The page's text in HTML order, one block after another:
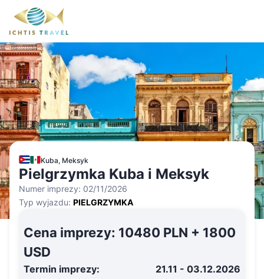
Kuba, Meksyk
Pielgrzymka Kuba i Meksyk
Numer imprezy: 02/11/2026
Typ wyjazdu: PIELGRZYMKA
Cena imprezy: 10480 PLN + 1800
USD
Termin imprezy: 21.11 - 03.12.2026